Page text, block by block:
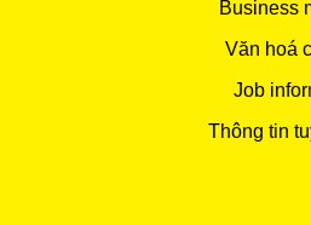
Business
Văn hoá
Job
Thông tin